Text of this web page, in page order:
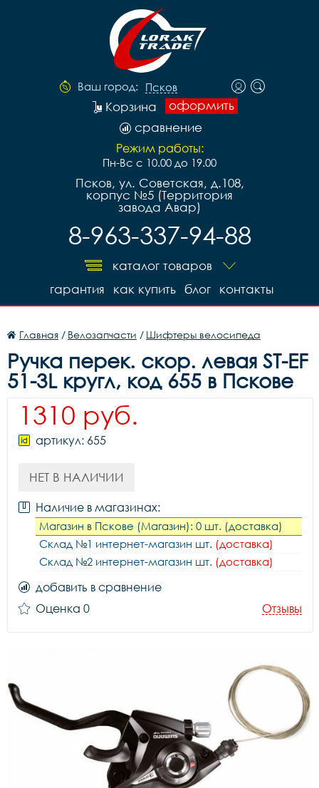
Ваш город: Псков
оформить
Корзина
сравнение
Режим работы:
Пн-Вс с 10.00 до 19.00
Псков, ул. Советская, д.108,
корпус №5 (Территория
завода Авар)
8-963-337-94-88
каталог товаров
контакты
блог
как купить
гарантия
Главная / Велозапчасти / Шифтеры велосипеда
Ручка перек. скор. левая ST-EF
51-3L кругл, код 655 в Пскове
1310 руб.
артикул: 655
НЕТ В НАЛИЧИИ
Наличие в магазинах:
Магазин в Пскове (Магазин): 0 шт. (доставка)
Склад №1 интернет-магазин шт. (доставка)
Склад №2 интернет-магазин шт. (доставка)
добавить в сравнение
Оценка 0
Отзывы